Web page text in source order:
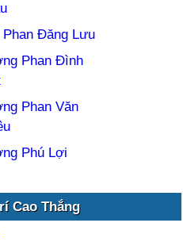
Phan Đăng Lưu
Phan Đình
Phan Văn
Phú Lợi
Cao Thắng